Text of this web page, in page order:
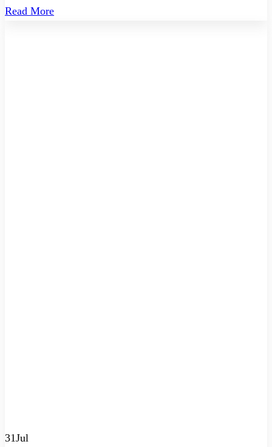
Read More
31Jul